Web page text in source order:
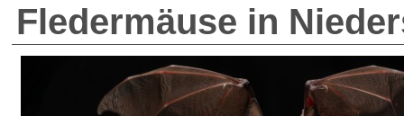
Fledermäuse in